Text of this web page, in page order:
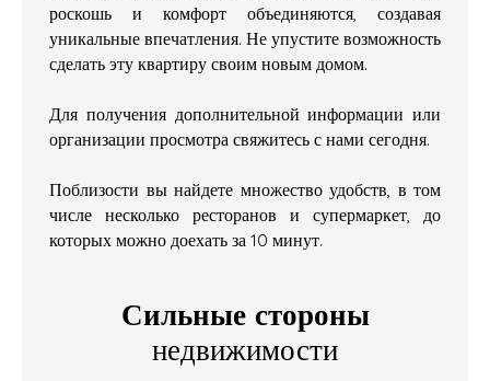
роскошь и комфорт объединяются, создавая
уникальные впечатления. Не упустите возможность
сделать эту квартиру своим новым домом.
Для получения дополнительной информации или
организации просмотра свяжитесь с нами сегодня.
Поблизости вы найдете множество удобств, в том
числе несколько ресторанов и супермаркет, до
которых можно доехать за 10 минут.
Сильные стороны
недвижимости